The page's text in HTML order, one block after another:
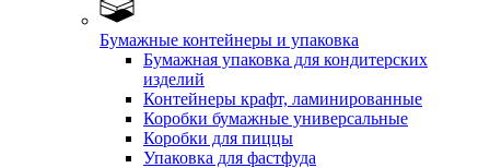
Бумажные контейнеры и упаковка
Бумажная упаковка для кондитерских
изделий
Контейнеры крафт, ламинированные
Коробки бумажные универсальные
Коробки для пиццы
Упаковка для фастфуда